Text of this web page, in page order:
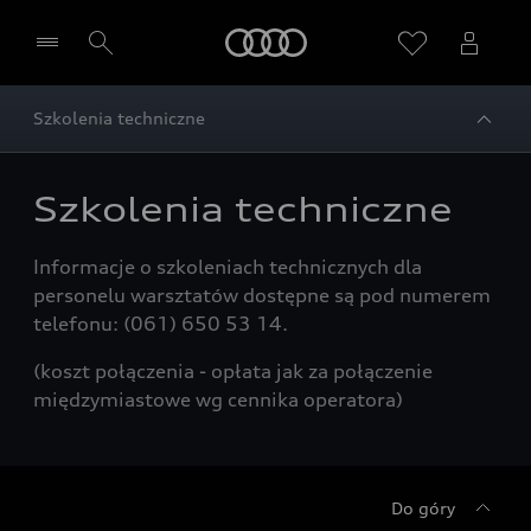
Wybierz Twojego Partnera Audi
Szkolenia techniczne
Szkolenia techniczne
Informacje o szkoleniach technicznych dla
personelu warsztatów dostępne są pod numerem
telefonu: (061) 650 53 14.
(koszt połączenia - opłata jak za połączenie
międzymiastowe wg cennika operatora)
Do góry